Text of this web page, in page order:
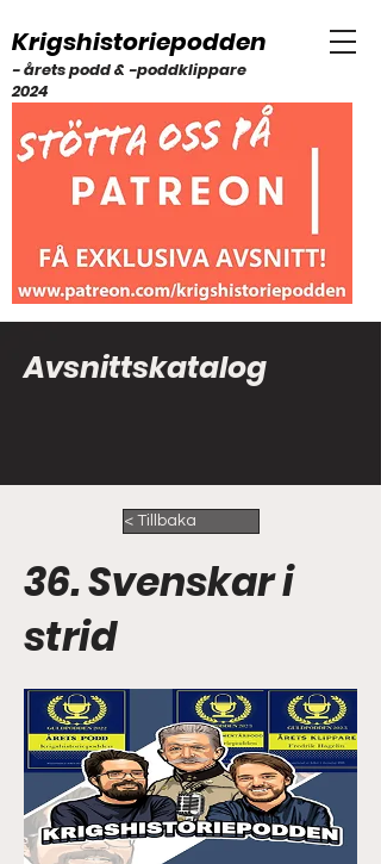
Krigshistoriepodden
- årets podd & -poddklippare
2024
Avsnittskatalog
< Tillbaka
36. Svenskar i
strid